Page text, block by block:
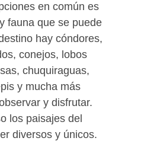
en común es
fauna que se puede
hay cóndores,
conejos, lobos
chuquiraguas,
y mucha más
y disfrutar.
los paisajes del
diversos y únicos.